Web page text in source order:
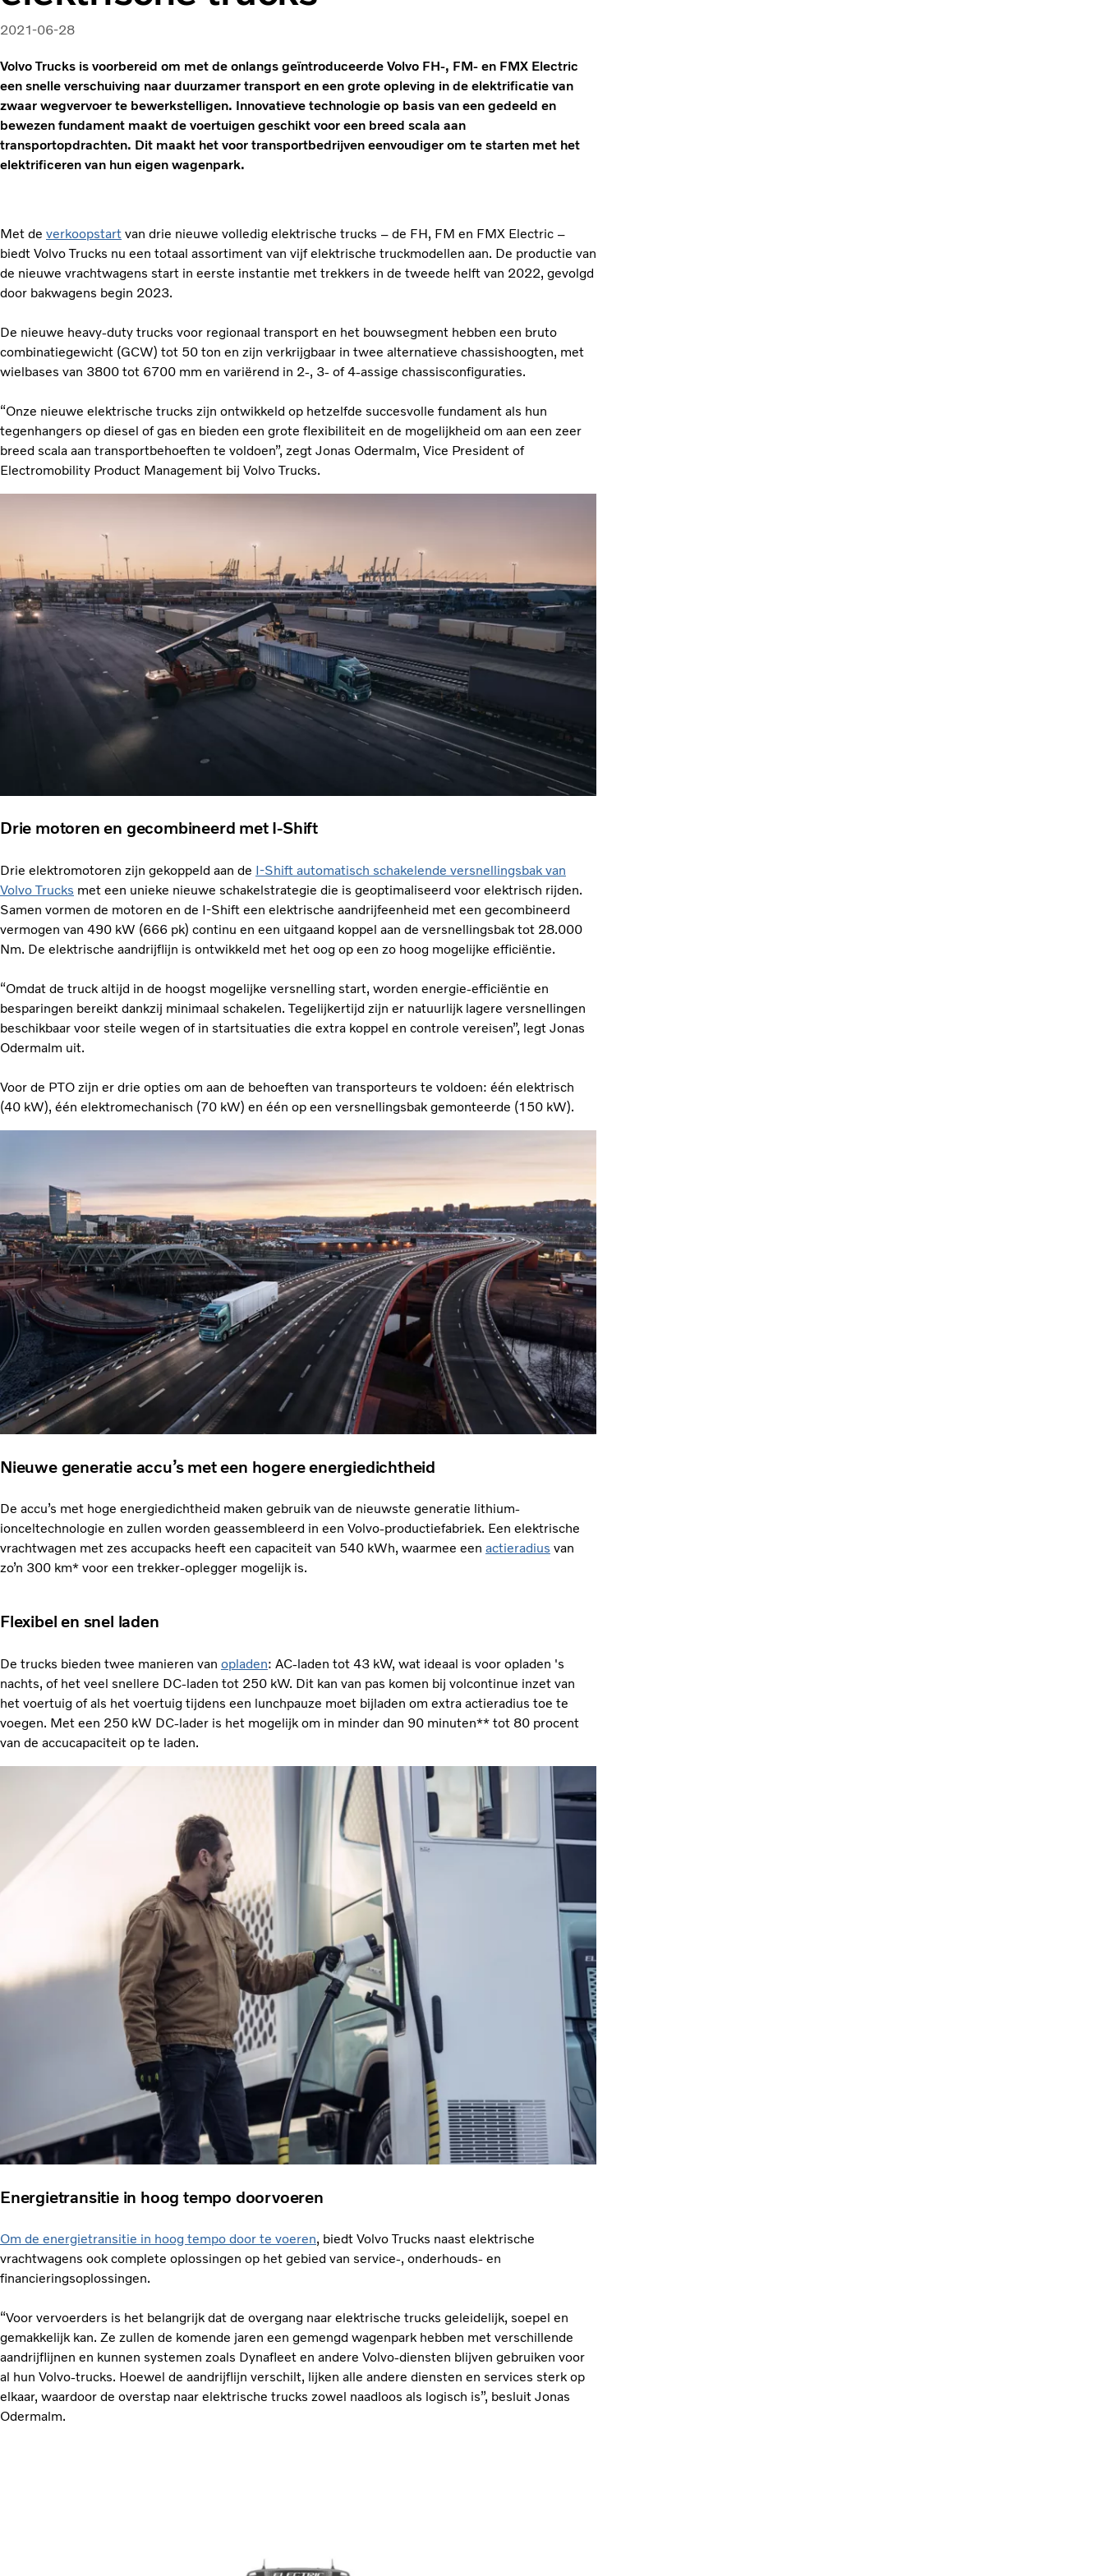
2021-06-28
Volvo Trucks is voorbereid om met de onlangs geïntroduceerde Volvo FH-, FM- en FMX Electric
een snelle verschuiving naar duurzamer transport en een grote opleving in de elektrificatie van
zwaar wegvervoer te bewerkstelligen. Innovatieve technologie op basis van een gedeeld en
bewezen fundament maakt de voertuigen geschikt voor een breed scala aan
transportopdrachten. Dit maakt het voor transportbedrijven eenvoudiger om te starten met het
elektrificeren van hun eigen wagenpark.
Met de verkoopstart van drie nieuwe volledig elektrische trucks – de FH, FM en FMX Electric –
biedt Volvo Trucks nu een totaal assortiment van vijf elektrische truckmodellen aan. De productie van
de nieuwe vrachtwagens start in eerste instantie met trekkers in de tweede helft van 2022, gevolgd
door bakwagens begin 2023.
De nieuwe heavy-duty trucks voor regionaal transport en het bouwsegment hebben een bruto
combinatiegewicht (GCW) tot 50 ton en zijn verkrijgbaar in twee alternatieve chassishoogten, met
wielbases van 3800 tot 6700 mm en variërend in 2-, 3- of 4-assige chassisconfiguraties.
“Onze nieuwe elektrische trucks zijn ontwikkeld op hetzelfde succesvolle fundament als hun
tegenhangers op diesel of gas en bieden een grote flexibiliteit en de mogelijkheid om aan een zeer
breed scala aan transportbehoeften te voldoen”, zegt Jonas Odermalm, Vice President of
Electromobility Product Management bij Volvo Trucks.
Drie motoren en gecombineerd met I-Shift
Drie elektromotoren zijn gekoppeld aan de I-Shift automatisch schakelende versnellingsbak van
Volvo Trucks met een unieke nieuwe schakelstrategie die is geoptimaliseerd voor elektrisch rijden.
Samen vormen de motoren en de I-Shift een elektrische aandrijfeenheid met een gecombineerd
vermogen van 490 kW (666 pk) continu en een uitgaand koppel aan de versnellingsbak tot 28.000
Nm. De elektrische aandrijflijn is ontwikkeld met het oog op een zo hoog mogelijke efficiëntie.
“Omdat de truck altijd in de hoogst mogelijke versnelling start, worden energie-efficiëntie en
besparingen bereikt dankzij minimaal schakelen. Tegelijkertijd zijn er natuurlijk lagere versnellingen
beschikbaar voor steile wegen of in startsituaties die extra koppel en controle vereisen”, legt Jonas
Odermalm uit.
Voor de PTO zijn er drie opties om aan de behoeften van transporteurs te voldoen: één elektrisch
(40 kW), één elektromechanisch (70 kW) en één op een versnellingsbak gemonteerde (150 kW).
Nieuwe generatie accu’s met een hogere energiedichtheid
De accu’s met hoge energiedichtheid maken gebruik van de nieuwste generatie lithium-
ionceltechnologie en zullen worden geassembleerd in een Volvo-productiefabriek. Een elektrische
vrachtwagen met zes accupacks heeft een capaciteit van 540 kWh, waarmee een actieradius van
zo’n 300 km* voor een trekker-oplegger mogelijk is.
Flexibel en snel laden
De trucks bieden twee manieren van opladen: AC-laden tot 43 kW, wat ideaal is voor opladen 's
nachts, of het veel snellere DC-laden tot 250 kW. Dit kan van pas komen bij volcontinue inzet van
het voertuig of als het voertuig tijdens een lunchpauze moet bijladen om extra actieradius toe te
voegen. Met een 250 kW DC-lader is het mogelijk om in minder dan 90 minuten** tot 80 procent
van de accucapaciteit op te laden.
Energietransitie in hoog tempo doorvoeren
Om de energietransitie in hoog tempo door te voeren, biedt Volvo Trucks naast elektrische
vrachtwagens ook complete oplossingen op het gebied van service-, onderhouds- en
financieringsoplossingen.
“Voor vervoerders is het belangrijk dat de overgang naar elektrische trucks geleidelijk, soepel en
gemakkelijk kan. Ze zullen de komende jaren een gemengd wagenpark hebben met verschillende
aandrijflijnen en kunnen systemen zoals Dynafleet en andere Volvo-diensten blijven gebruiken voor
al hun Volvo-trucks. Hoewel de aandrijflijn verschilt, lijken alle andere diensten en services sterk op
elkaar, waardoor de overstap naar elektrische trucks zowel naadloos als logisch is”, besluit Jonas
Odermalm.